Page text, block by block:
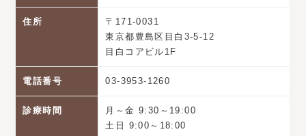
住所
〒171-0031
東京都豊島区目白3-5-12
目白コアビル1F
電話番号 03-3953-1260
診療時間
月～金 9:30～19:00
土日 9:00～18:00